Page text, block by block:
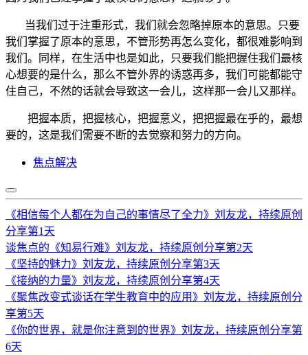
当我们过于注重形式，我们就会忽略掉原本的意思。只要
我们掌握了原本的意思，不管形势再怎么变化，都很难影响到
我们。同样，在生活中也是如此，只要我们能把握住我们最核
心想要的是什么，那么不管外界的诱惑再多，我们可能都能守
住自己，不然的话就会导致这一会儿，这样那一会儿又那样。
把握本质，把握核心，把握意义，把把握最在乎的，最想
要的，这是我们需要不断的去觉察和努力的方向。
焦点解决
《相信每个人都在为自己的事情尽了全力》刘友龙，持续原创
分享第1天
谈焦点的《知易行难》刘友龙，持续原创分享第2天
《坚持的魅力》刘友龙，持续原创分享第3天
《接纳的力量》刘友龙，持续原创分享第4天
《聚焦改变式谈话在学生教育中的应用》刘友龙，持续原创分
享第5天
《你的世界，就是你注意到的世界》刘友龙，持续原创分享第
6天